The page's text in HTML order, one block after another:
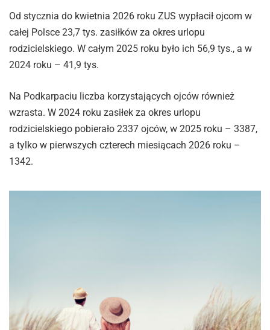
Od stycznia do kwietnia 2026 roku ZUS wypłacił ojcom w
całej Polsce 23,7 tys. zasiłków za okres urlopu
rodzicielskiego. W całym 2025 roku było ich 56,9 tys., a w
2024 roku – 41,9 tys.
Na Podkarpaciu liczba korzystających ojców również
wzrasta. W 2024 roku zasiłek za okres urlopu
rodzicielskiego pobierało 2337 ojców, w 2025 roku – 3387,
a tylko w pierwszych czterech miesiącach 2026 roku –
1342.